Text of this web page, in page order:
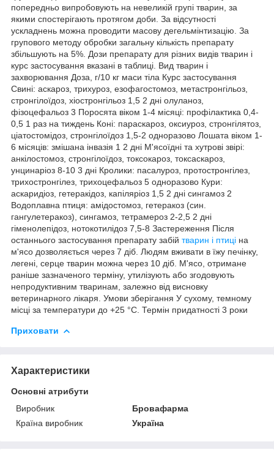
попередньо випробовують на невеликій групі тварин, за
якими спостерігають протягом доби. За відсутності
ускладнень можна проводити масову дегельмінтизацію. За
групового методу обробки загальну кількість препарату
збільшують на 5%. Дози препарату для різних видів тварин і
курс застосування вказані в таблиці. Вид тварин і
захворювання Доза, г/10 кг маси тіла Курс застосування
Свині: аскароз, трихуроз, езофагостомоз, метастронгільоз,
стронгілоїдоз, хіостронгільоз 1,5 2 дні олуланоз,
фізоцефальоз 3 Поросята віком 1-4 місяці: профілактика 0,4-
0,5 1 раз на тиждень Коні: параскароз, оксиуроз, стронгілятоз,
ціатостомідоз, стронгілоїдоз 1,5-2 одноразово Лошата віком 1-
6 місяців: змішана інвазія 1 2 дні М'ясоїдні та хутрові звірі:
анкілостомоз, стронгілоїдоз, токсокароз, токсаскароз,
унцинаріоз 8-10 3 дні Кролики: пасалуроз, протостронгілез,
трихостронгілез, трихоцефальоз 5 одноразово Кури:
аскаридіоз, гетеракідоз, капіляріоз 1,5 2 дні сингамоз 2
Водоплавна птиця: амідостомоз, гетеракоз (син.
гангулетеракоз), сингамоз, тетрамероз 2-2,5 2 дні
гіменолепідоз, нотокотилідоз 7,5-8 Застереження Після
останнього застосування препарату забій тварин і птиці на
м'ясо дозволяється через 7 діб. Людям вживати в їжу печінку,
легені, серце тварин можна через 10 діб. М'ясо, отримане
раніше зазначеного терміну, утилізують або згодовують
непродуктивним тваринам, залежно від висновку
ветеринарного лікаря. Умови зберігання У сухому, темному
місці за температури до +25 °С. Термін придатності 3 роки
Приховати
Характеристики
Основні атрибути
Виробник
Бровафарма
Країна виробник
Україна